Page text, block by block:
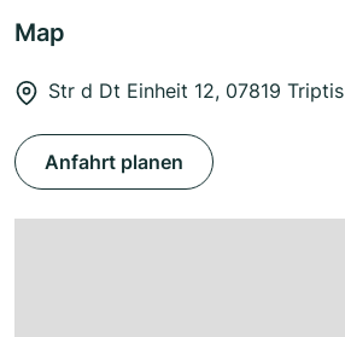
Map
Str d Dt Einheit 12, 07819 Triptis
Anfahrt planen